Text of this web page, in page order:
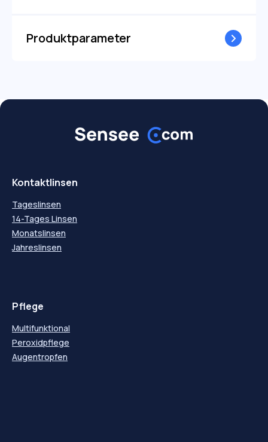
Produktparameter
Kontaktlinsen
Tageslinsen
14-Tages Linsen
Monatslinsen
Jahreslinsen
Pflege
Multifunktional
Peroxidpflege
Augentropfen